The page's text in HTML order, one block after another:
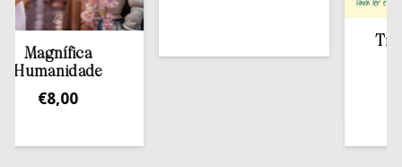
8,00
Tirar a